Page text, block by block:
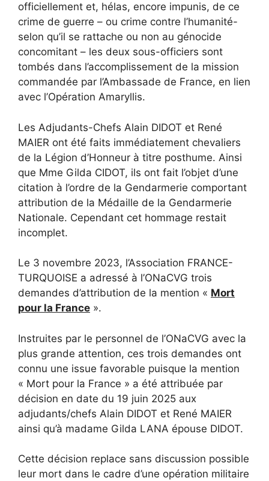
officiellement et, hélas, encore impunis, de ce
crime de guerre – ou crime contre l’humanité-
selon qu’il se rattache ou non au génocide
concomitant – les deux sous-officiers sont
tombés dans l’accomplissement de la mission
commandée par l’Ambassade de France, en lien
avec l’Opération Amaryllis.
Les Adjudants-Chefs Alain DIDOT et René
MAIER ont été faits immédiatement chevaliers
de la Légion d’Honneur à titre posthume. Ainsi
que Mme Gilda CIDOT, ils ont fait l’objet d’une
citation à l’ordre de la Gendarmerie comportant
attribution de la Médaille de la Gendarmerie
Nationale. Cependant cet hommage restait
incomplet.
Le 3 novembre 2023, l’Association FRANCE-
TURQUOISE a adressé à l’ONaCVG trois
demandes d’attribution de la mention « Mort
pour la France ».
Instruites par le personnel de l’ONaCVG avec la
plus grande attention, ces trois demandes ont
connu une issue favorable puisque la mention
« Mort pour la France » a été attribuée par
décision en date du 19 juin 2025 aux
adjudants/chefs Alain DIDOT et René MAIER
ainsi qu’à madame Gilda LANA épouse DIDOT.
Cette décision replace sans discussion possible
leur mort dans le cadre d’une opération militaire